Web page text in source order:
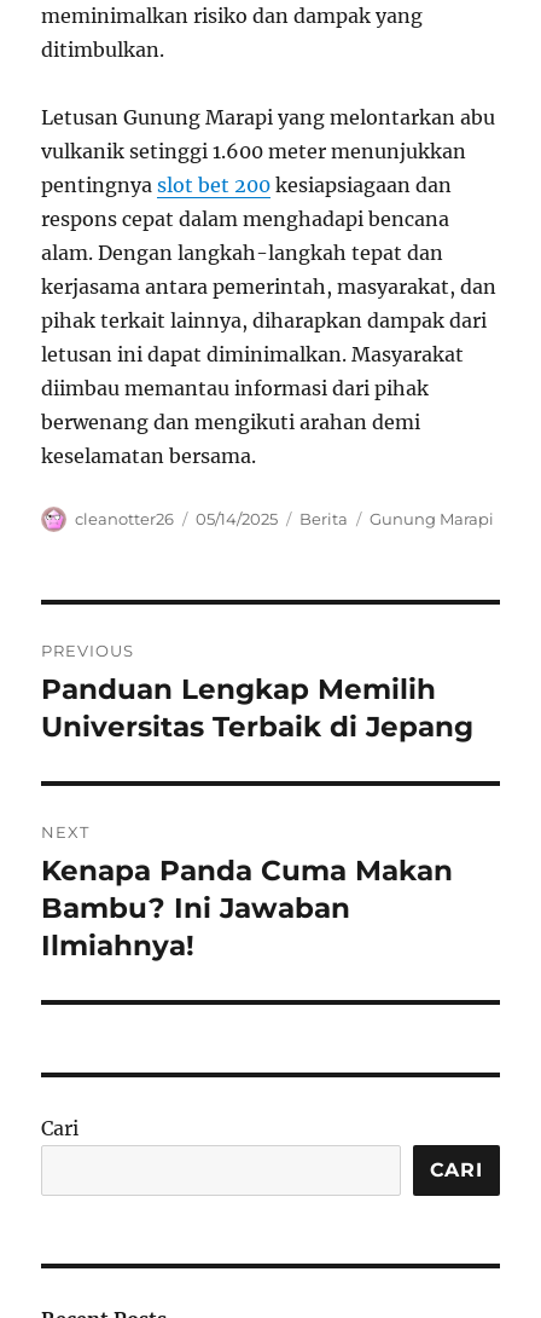
meminimalkan risiko dan dampak yang
ditimbulkan.
Letusan Gunung Marapi yang melontarkan abu
vulkanik setinggi 1.600 meter menunjukkan
pentingnyaslot bet 200 kesiapsiagaan dan
respons cepat dalam menghadapi bencana
alam. Dengan langkah-langkah tepat dan
kerjasama antara pemerintah, masyarakat, dan
pihak terkait lainnya, diharapkan dampak dari
letusan ini dapat diminimalkan. Masyarakat
diimbau memantau informasi dari pihak
berwenang dan mengikuti arahan demi
keselamatan bersama.
Author
cleanotter26
Posted
05/14/2025 Categories
Berita Tags
Gunung Marapi
pos
PREVIOUS
Previous
post:
Panduan Lengkap Memilih
Universitas Terbaik di Jepang
NEXT
Next
post:
Kenapa Panda Cuma Makan
Bambu? Ini Jawaban
Ilmiahnya!
Cari
CARI